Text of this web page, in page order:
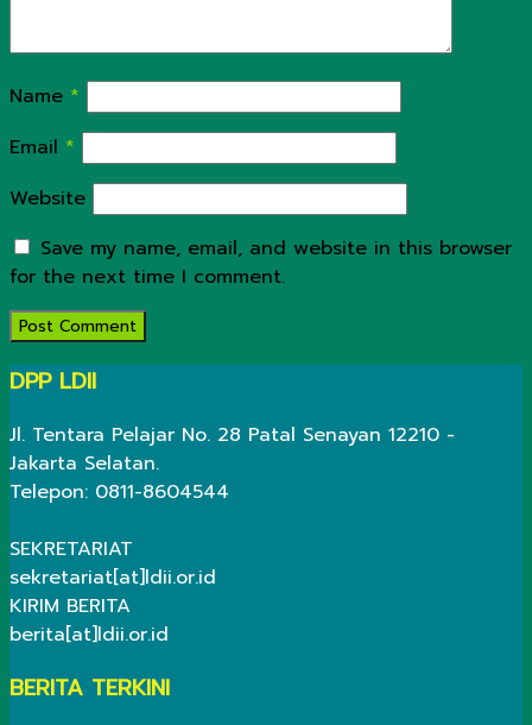
Name *
Email *
Website
Save my name, email, and website in this browser
for the next time I comment.
DPP LDII
Jl. Tentara Pelajar No. 28 Patal Senayan 12210 -
Jakarta Selatan.
Telepon: 0811-8604544
SEKRETARIAT
sekretariat[at]ldii.or.id
KIRIM BERITA
berita[at]ldii.or.id
BERITA TERKINI